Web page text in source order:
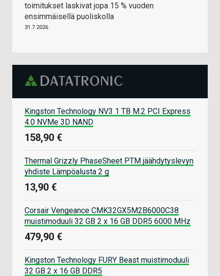
toimitukset laskivat jopa 15 % vuoden
ensimmäisellä puoliskolla
31.7.2026
Kingston Technology NV3 1 TB M.2 PCI Express
4.0 NVMe 3D NAND
158,90 €
Thermal Grizzly PhaseSheet PTM jäähdytyslevyn
yhdiste Lämpöalusta 2 g
13,90 €
Corsair Vengeance CMK32GX5M2B6000C38
muistimoduuli 32 GB 2 x 16 GB DDR5 6000 MHz
479,90 €
Kingston Technology FURY Beast muistimoduuli
32 GB 2 x 16 GB DDR5